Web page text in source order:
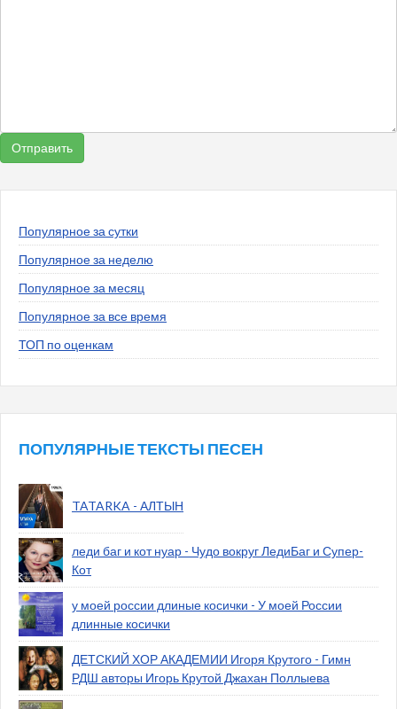
Популярное за сутки
Популярное за неделю
Популярное за месяц
Популярное за все время
ТОП по оценкам
ПОПУЛЯРНЫЕ ТЕКСТЫ ПЕСЕН
TATARKA - АЛТЫН
леди баг и кот нуар - Чудо вокруг ЛедиБаг и Супер-
Кот
у моей россии длиные косички - У моей России
длинные косички
ДЕТСКИЙ ХОР АКАДЕМИИ Игоря Крутого - Гимн
РДШ авторы Игорь Крутой Джахан Поллыева